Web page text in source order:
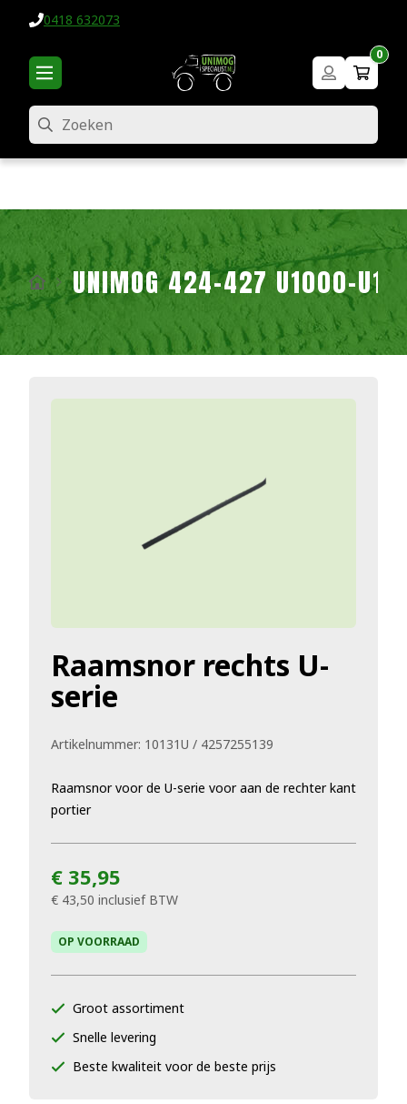
0418 632073
0
Zoeken
UNIMOG 424-427 U1000-
Raamsnor rechts U-
serie
Artikelnummer: 10131U / 4257255139
Raamsnor voor de U-serie voor aan de rechter kant
portier
€ 35,95
€ 43,50 inclusief BTW
OP VOORRAAD
Groot assortiment
Snelle levering
Beste kwaliteit voor de beste prijs